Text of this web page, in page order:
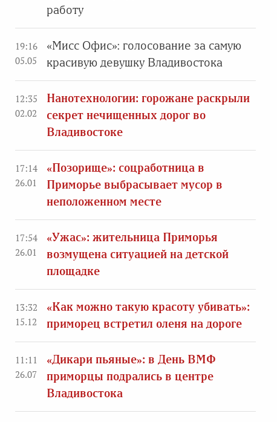
работу
19:16
05.05
«Мисс Офис»: голосование за самую
красивую девушку Владивостока
12:35
02.02
Нанотехнологии: горожане раскрыли
секрет нечищенных дорог во
Владивостоке
17:14
26.01
«Позорище»: соцработница в
Приморье выбрасывает мусор в
неположенном месте
17:54
26.01
«Ужас»: жительница Приморья
возмущена ситуацией на детской
площадке
13:32
15.12
«Как можно такую красоту убивать»:
приморец встретил оленя на дороге
11:11
26.07
«Дикари пьяные»: в День ВМФ
приморцы подрались в центре
Владивостока